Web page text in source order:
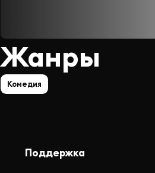
Жанры
Комедия
Поддержка